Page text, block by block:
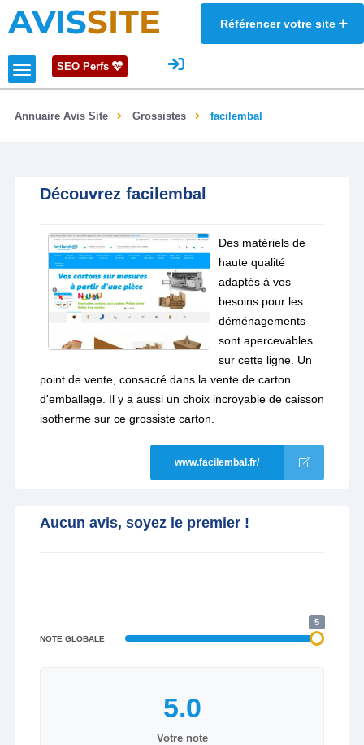
AVISSITE Référencer votre site
SEO Perfs
Annuaire Avis Site Grossistes facilembal
Découvrez facilembal
Des matériels de
haute qualité
adaptés à vos
besoins pour les
déménagements
sont apercevables
sur cette ligne. Un
point de vente, consacré dans la vente de carton
d'emballage. Il y a aussi un choix incroyable de caisson
isotherme sur ce grossiste carton.
www.facilembal.fr/
Aucun avis, soyez le premier !
NOTE GLOBALE
5
Votre note